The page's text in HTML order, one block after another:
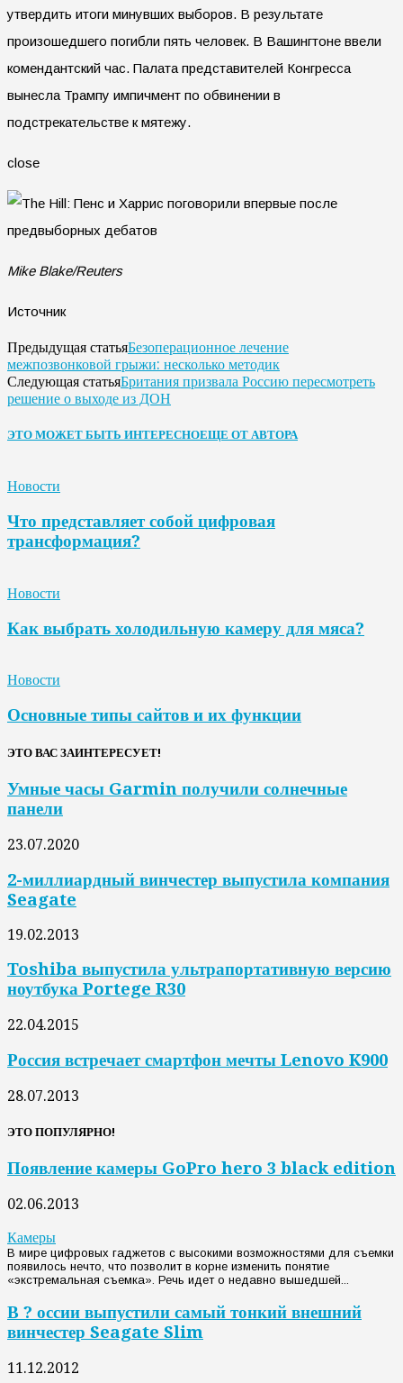
утвердить итоги минувших выборов. В результате
произошедшего погибли пять человек. В Вашингтоне ввели
комендантский час. Палата представителей Конгресса
вынесла Трампу импичмент по обвинении в
подстрекательстве к мятежу.
close
Mike Blake/Reuters
Источник
Предыдущая статьяБезоперационное лечение
межпозвонковой грыжи: несколько методик
Следующая статьяБритания призвала Россию пересмотреть
решение о выходе из ДОН
ЭТО МОЖЕТ БЫТЬ ИНТЕРЕСНОЕЩЕ ОТ АВТОРА
Новости
Что представляет собой цифровая
трансформация?
Новости
Как выбрать холодильную камеру для мяса?
Новости
Основные типы сайтов и их функции
ЭТО ВАС ЗАИНТЕРЕСУЕТ!
Умные часы Garmin получили солнечные
панели
23.07.2020
2-миллиардный винчестер выпустила компания
Seagate
19.02.2013
Toshiba выпустила ультрапортативную версию
ноутбука Portege R30
22.04.2015
Россия встречает смартфон мечты Lenovo K900
28.07.2013
ЭТО ПОПУЛЯРНО!
Появление камеры GoPro hero 3 black edition
02.06.2013
Камеры
В мире цифровых гаджетов с высокими возможностями для съемки
появилось нечто, что позволит в корне изменить понятие
«экстремальная съемка». Речь идет о недавно вышедшей...
В ? оссии выпустили самый тонкий внешний
винчестер Seagate Slim
11.12.2012